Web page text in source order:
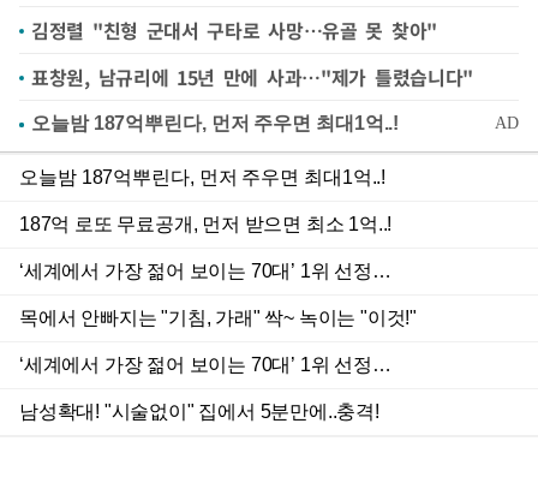
김정렬 "친형 군대서 구타로 사망…유골 못 찾아"
표창원, 남규리에 15년 만에 사과…"제가 틀렸습니다"